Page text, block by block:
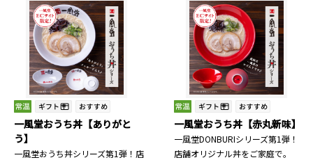
一風堂おうち丼【ありがと
う】
一風堂おうち丼シリーズ第1弾！店
一風堂おうち丼【赤丸新味】
一風堂DONBURIシリーズ第1弾！
店舗オリジナル丼をご家庭で。